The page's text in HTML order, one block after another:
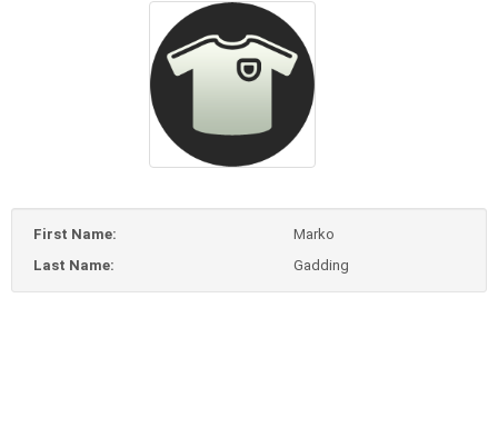
First Name:
Marko
Last Name:
Gadding